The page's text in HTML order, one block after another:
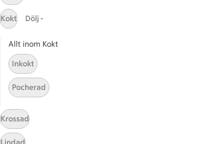
Prenumerera
Handla online
ICAs matkasse
Catering
Apotek Hjärtat
Handla som företag
Gaston
Kokt Dölj -
Allt inom Kokt
Inkokt
Pocherad
Krossad